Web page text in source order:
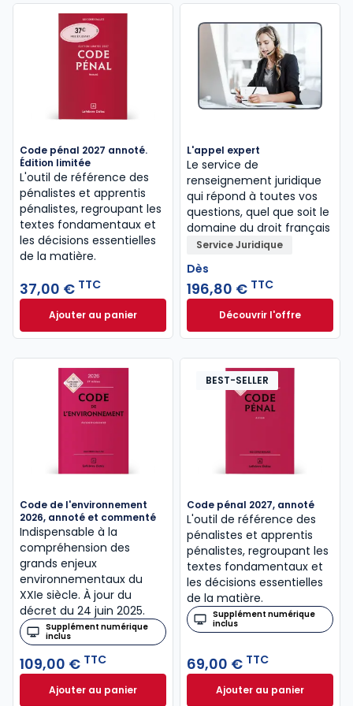
Code pénal 2027 annoté.
Édition limitée
L'outil de référence des
pénalistes et apprentis
pénalistes, regroupant les
textes fondamentaux et
les décisions essentielles
de la matière.
37,00 € TTC
Ajouter au panierCode pénal 2027 annoté. Édition limitée à 37,00 €
L'appel expert
Le service de
renseignement juridique
qui répond à toutes vos
questions, quel que soit le
domaine du droit français
Service Juridique
Dès
196,80 € TTC
Découvrir l'offreL'appel expert à
Dès
Code de l'environnement
2026, annoté et commenté
Indispensable à la
compréhension des
grands enjeux
environnementaux du
XXIe siècle. À jour du
décret du 24 juin 2025.
Supplément numérique
inclus
109,00 € TTC
Ajouter au panierCode de l'environnement 2026, annoté et
BEST-SELLER
Code pénal 2027, annoté
L'outil de référence des
pénalistes et apprentis
pénalistes, regroupant les
textes fondamentaux et
les décisions essentielles
de la matière.
Supplément numérique
inclus
69,00 € TTC
Ajouter au panierCode pénal 2027,